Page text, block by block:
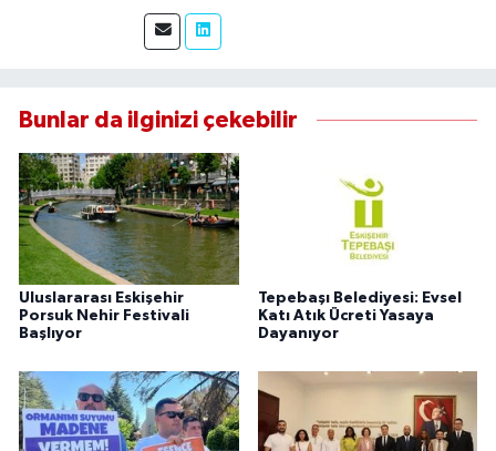
Haber'de sahadan doğru ve tarafsız bilgi
aktarımı sağlamaktayım.
Bunlar da ilginizi çekebilir
Uluslararası Eskişehir
Porsuk Nehir Festivali
Başlıyor
Tepebaşı Belediyesi: Evsel
Katı Atık Ücreti Yasaya
Dayanıyor